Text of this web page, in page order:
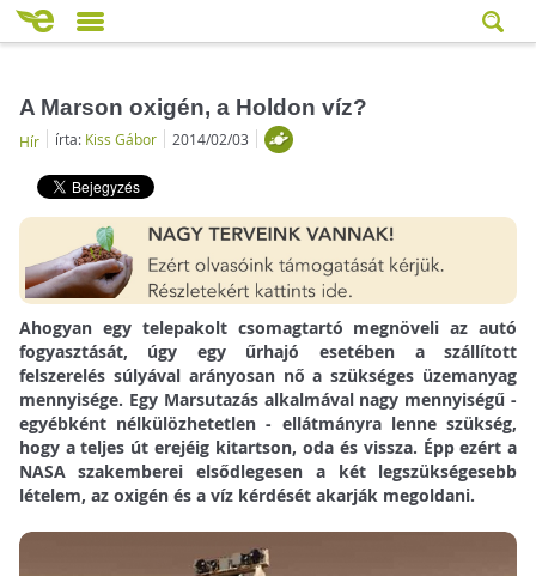
A Marson oxigén, a Holdon víz?
Hír írta: Kiss Gábor 2014/02/03
Ahogyan egy telepakolt csomagtartó megnöveli az autó
fogyasztását, úgy egy űrhajó esetében a szállított
felszerelés súlyával arányosan nő a szükséges üzemanyag
mennyisége. Egy Marsutazás alkalmával nagy mennyiségű -
egyébként nélkülözhetetlen - ellátmányra lenne szükség,
hogy a teljes út erejéig kitartson, oda és vissza. Épp ezért a
NASA szakemberei elsődlegesen a két legszükségesebb
lételem, az oxigén és a víz kérdését akarják megoldani.